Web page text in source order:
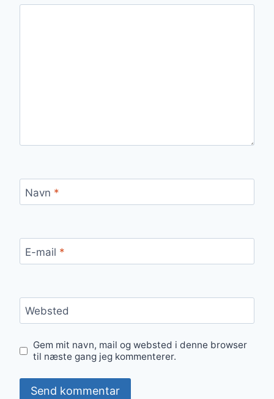
Navn *
E-mail *
Websted
Gem mit navn, mail og websted i denne browser
til næste gang jeg kommenterer.